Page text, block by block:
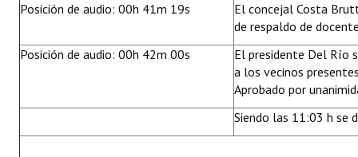
Posición de audio: 00h 41m 19s
El concejal Costa
de respaldo de
Posición de audio: 00h 42m 00s
El presidente Del Río
a los vecinos
Aprobado por
Siendo las 11:03 h se